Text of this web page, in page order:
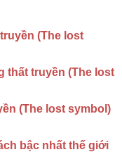
(The lost
thất truyền (The lost
(The lost symbol)
bậc nhất thế giới